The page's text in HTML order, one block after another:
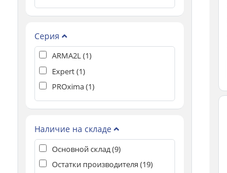
Серия
ARMA2L (1)
Expert (1)
PROxima (1)
Наличие на складе
Основной склад (9)
Остатки производителя (19)